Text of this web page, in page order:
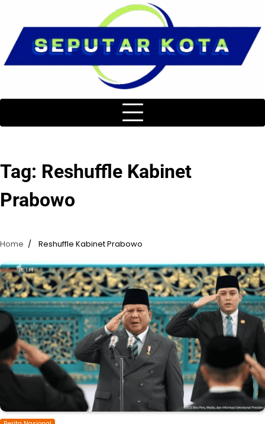
content
Tag: Reshuffle Kabinet
Prabowo
Home Reshuffle Kabinet Prabowo